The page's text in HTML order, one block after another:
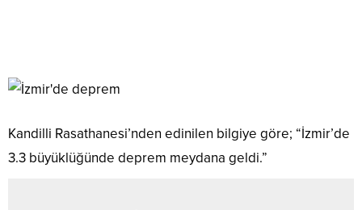
Kandilli Rasathanesi’nden edinilen bilgiye göre; “İzmir’de
3.3 büyüklüğünde deprem meydana geldi.”